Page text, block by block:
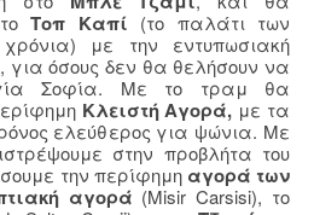
τοΤοπ Καπί (το παλάτι των
με την εντυπωσιακή
για όσους δεν θα θελήσουν να
Σοφία. Με το τραμ θα
Κλειστή Αγορά, με τα
ελεύθερος για ψώνια. Με
στην προβλήτα του
την περίφημη αγορά των
αγορά (Misir Carsisi), το